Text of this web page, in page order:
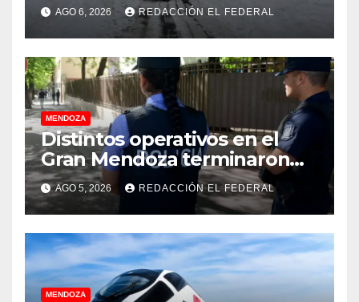
temporal con unos 1.500
camiones varados
AGO 6, 2026 REDACCIÓN EL FEDERAL
MENDOZA
Distintos operativos en el
Gran Mendoza terminaron
con cuatro delincuentes
detenidos
AGO 5, 2026 REDACCIÓN EL FEDERAL
MENDOZA